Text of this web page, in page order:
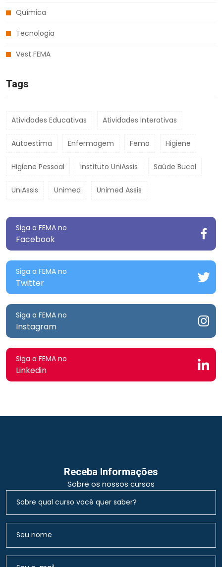
Química
Tecnologia
Vest FEMA
Tags
Atividades Educativas Atividades Interativas
Autoestima Enfermagem Fema Higiene
Higiene Pessoal Instituto UniAssis Saúde Bucal
UniAssis Unimed Unimed Assis
Siga a FEMA no
Facebook
Siga a FEMA no
Twitter
Siga a FEMA no
Instagram
Siga a FEMA no
Linkedin
Receba Informações
Sobre os nossos cursos